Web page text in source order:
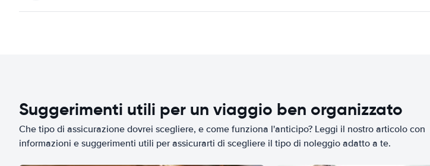
Suggerimenti utili per un viaggio ben organizzato
Che tipo di assicurazione dovrei scegliere, e come funziona l'anticipo? Leggi il nostro articolo con
informazioni e suggerimenti utili per assicurarti di scegliere il tipo di noleggio adatto a te.